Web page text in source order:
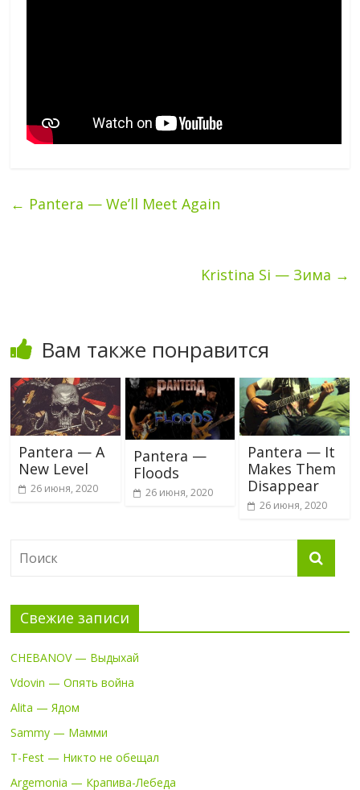
← Pantera — We’ll Meet Again
Kristina Si — Зима →
Вам также понравится
Pantera — A
New Level
26 июня, 2020
Pantera —
Floods
26 июня, 2020
Pantera — It
Makes Them
Disappear
26 июня, 2020
Свежие записи
CHEBANOV — Выдыхай
Vdovin — Опять война
Alita — Ядом
Sammy — Мамми
T-Fest — Никто не обещал
Argemonia — Крапива-Лебеда